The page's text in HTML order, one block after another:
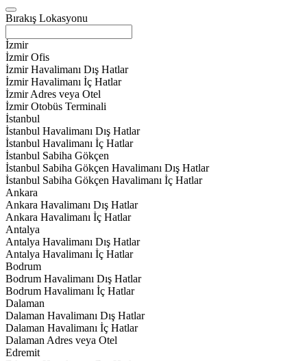
Bırakış Lokasyonu
İzmir
İzmir Ofis
İzmir Havalimanı Dış Hatlar
İzmir Havalimanı İç Hatlar
İzmir Adres veya Otel
İzmir Otobüs Terminali
İstanbul
İstanbul Havalimanı Dış Hatlar
İstanbul Havalimanı İç Hatlar
İstanbul Sabiha Gökçen
İstanbul Sabiha Gökçen Havalimanı Dış Hatlar
İstanbul Sabiha Gökçen Havalimanı İç Hatlar
Ankara
Ankara Havalimanı Dış Hatlar
Ankara Havalimanı İç Hatlar
Antalya
Antalya Havalimanı Dış Hatlar
Antalya Havalimanı İç Hatlar
Bodrum
Bodrum Havalimanı Dış Hatlar
Bodrum Havalimanı İç Hatlar
Dalaman
Dalaman Havalimanı Dış Hatlar
Dalaman Havalimanı İç Hatlar
Dalaman Adres veya Otel
Edremit